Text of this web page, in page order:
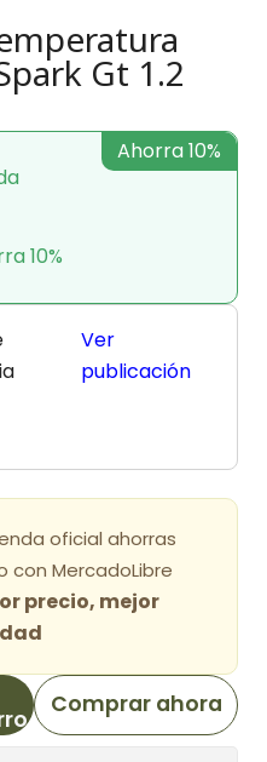
Gt 1.2
10%
Ahorra 10%
Ver
publicación
oficial ahorras
con MercadoLibre
precio, mejor
Comprar ahora